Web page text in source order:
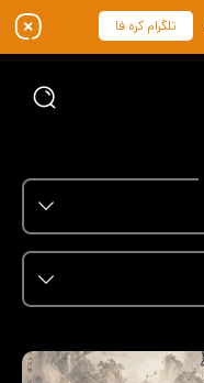
تلگرام کره فا